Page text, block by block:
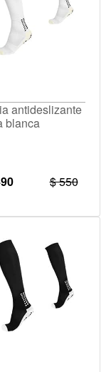
antideslizante
blanca
$ 550